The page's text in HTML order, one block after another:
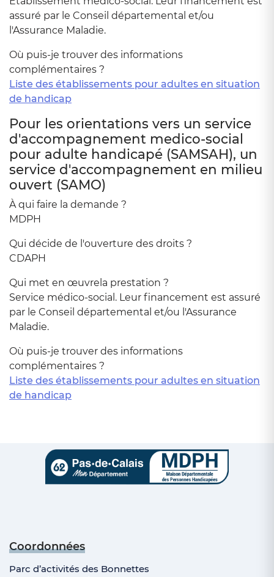
assuré par le Conseil départemental et/ou
l'Assurance Maladie.
Où puis-je trouver des informations
complémentaires ?
Liste des établissements pour adultes en situation
de handicap
Pour les orientations vers un service
d'accompagnement medico-social
pour adulte handicapé (SAMSAH), un
service d'accompagnement en milieu
ouvert (SAMO)
À qui faire la demande ?
MDPH
Qui décide de l'ouverture des droits ?
CDAPH
Qui met en œuvrela prestation ?
Service médico-social. Leur financement est assuré
par le Conseil départemental et/ou l'Assurance
Maladie.
Où puis-je trouver des informations
complémentaires ?
Liste des établissements pour adultes en situation
de handicap
Coordonnées
Parc d’activités des Bonnettes